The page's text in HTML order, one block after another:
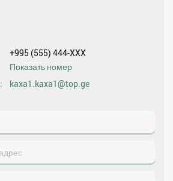
+995 (555) 444-XXX
Показать номер
kaxa1.kaxa1@top.ge